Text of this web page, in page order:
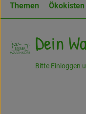
Themen Ökokisten
Dein
Bitte Einloggen